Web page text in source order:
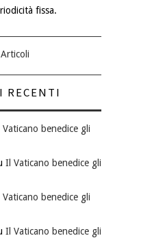
fissa.
RECENTI
Vaticano benedice gli
Il Vaticano benedice gli
Vaticano benedice gli
Il Vaticano benedice gli